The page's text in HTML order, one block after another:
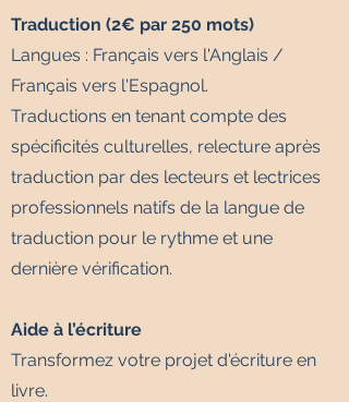
Traduction (2€ par 250 mots)
Langues : Français vers l'Anglais /
Français vers l'Espagnol.
Traductions en tenant compte des
spécificités culturelles, relecture après
traduction par des lecteurs et lectrices
professionnels natifs de la langue de
traduction pour le rythme et une
dernière vérification.
Aide à l’écriture
Transformez votre projet d'écriture en
livre.